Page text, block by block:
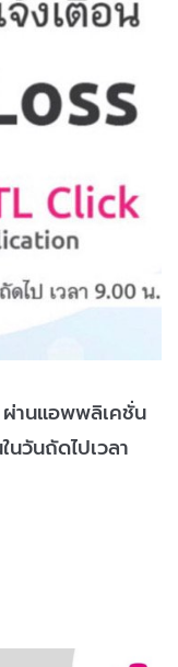
านแอพพลิเคชั่น
วันถัดไปเวลา